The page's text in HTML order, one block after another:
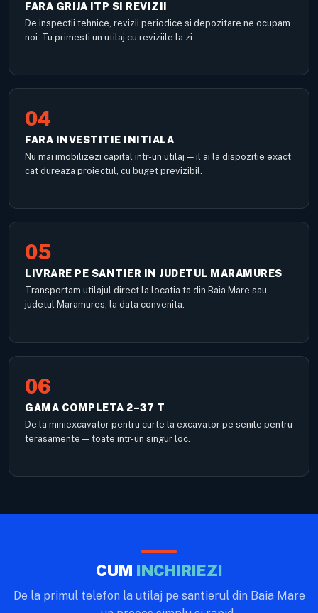
FARA GRIJA ITP SI REVIZII
De inspectii tehnice, revizii periodice si depozitare ne ocupam
noi. Tu primesti un utilaj cu reviziile la zi.
04
FARA INVESTITIE INITIALA
Nu mai imobilizezi capital intr-un utilaj — il ai la dispozitie exact
cat dureaza proiectul, cu buget previzibil.
05
LIVRARE PE SANTIER IN JUDETUL MARAMURES
Transportam utilajul direct la locatia ta din Baia Mare sau
judetul Maramures, la data convenita.
06
GAMA COMPLETA 2–37 T
De la miniexcavator pentru curte la excavator pe senile pentru
terasamente — toate intr-un singur loc.
CUM INCHIRIEZI
De la primul telefon la utilaj pe santierul din Baia Mare